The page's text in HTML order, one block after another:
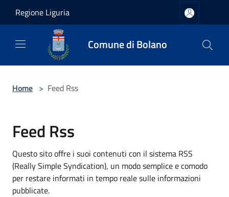
Regione Liguria
Comune di Bolano
Home > Feed Rss
Feed Rss
Questo sito offre i suoi contenuti con il sistema RSS
(Really Simple Syndication), un modo semplice e comodo
per restare informati in tempo reale sulle informazioni
pubblicate.